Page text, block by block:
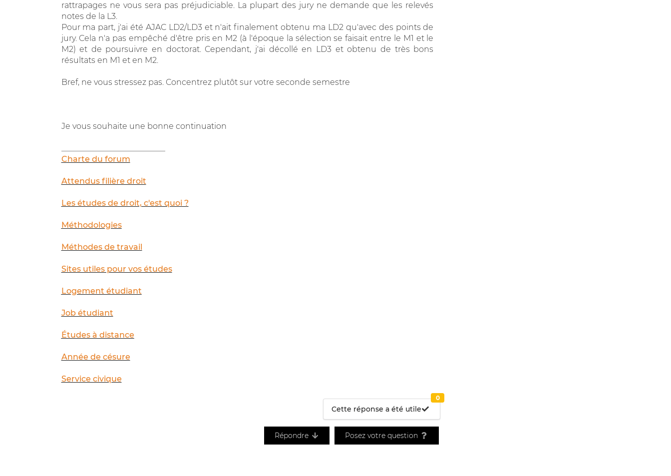
rattrapages ne vous sera pas préjudiciable. La plupart des jury ne demande que les relevés
notes de la L3.
Pour ma part, j'ai été AJAC LD2/LD3 et n'ait finalement obtenu ma LD2 qu'avec des points de
jury. Cela n'a pas empêché d'être pris en M2 (à l'époque la sélection se faisait entre le M1 et le
M2) et de poursuivre en doctorat. Cependant, j'ai décollé en LD3 et obtenu de très bons
résultats en M1 et en M2.
Bref, ne vous stressez pas. Concentrez plutôt sur votre seconde semestre
Je vous souhaite une bonne continuation
Charte du forum
Attendus filière droit
Les études de droit, c'est quoi ?
Méthodologies
Méthodes de travail
Sites utiles pour vos études
Logement étudiant
Job étudiant
Études à distance
Année de césure
Service civique
Cette réponse a été utile
0
Répondre Posez votre question